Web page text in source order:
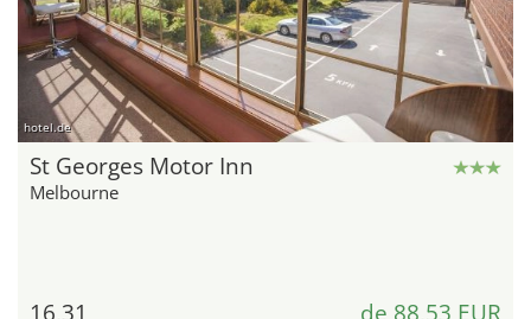
hotel.de
St Georges Motor Inn
Melbourne
16,31 de 88,53 EUR